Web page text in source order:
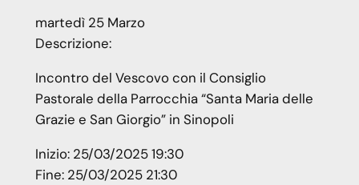
martedì 25 Marzo
Descrizione:
Incontro del Vescovo con il Consiglio
Pastorale della Parrocchia “Santa Maria delle
Grazie e San Giorgio” in Sinopoli
Inizio: 25/03/2025 19:30
Fine: 25/03/2025 21:30